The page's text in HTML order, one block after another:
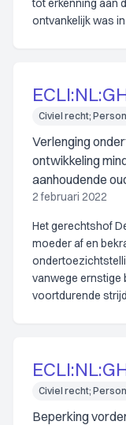
tot erkenning aan
ontvankelijk was
Civiel recht;
Verlenging
ontwikkeling
aanhoudende
2 februari 2022
Het gerechtshof
moeder af en
vanwege ernstige
voortdurende
Civiel recht;
Beperking